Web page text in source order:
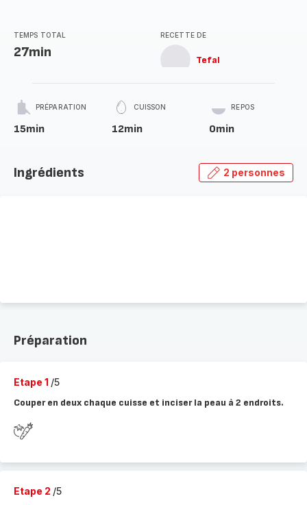
TEMPS TOTAL
27min
RECETTE DE
Tefal
PRÉPARATION
15min
CUISSON
12min
REPOS
0min
Ingrédients 2 personnes
Préparation
Etape 1 /5
Couper en deux chaque cuisse et inciser la peau à 2 endroits.
Etape 2 /5